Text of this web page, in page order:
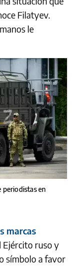
Filatyev.
le
periodistas en
marcas
Ejército ruso y
símbolo a favor